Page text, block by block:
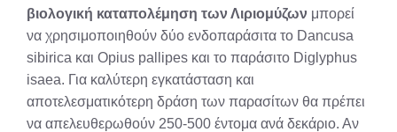
βιολογική καταπολέμηση των Λιριομύζων μπορεί
να χρησιμοποιηθούν δύο ενδοπαράσιτα το Dancusa
sibirica και Opius pallipes και το παράσιτο Diglyphus
isaea. Για καλύτερη εγκατάσταση και
αποτελεσματικότερη δράση των παρασίτων θα πρέπει
να απελευθερωθούν 250-500 έντομα ανά δεκάριο. Αν